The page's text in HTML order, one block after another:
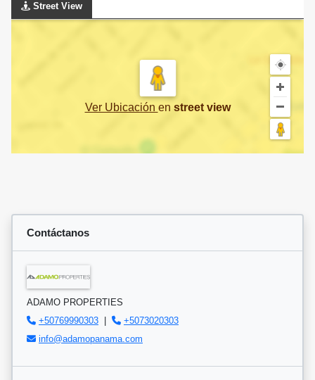
Street View
Ver Ubicación en street view
Contáctanos
ADAMO PROPERTIES
+50769990303 |
+5073020303
info@adamopanama.com